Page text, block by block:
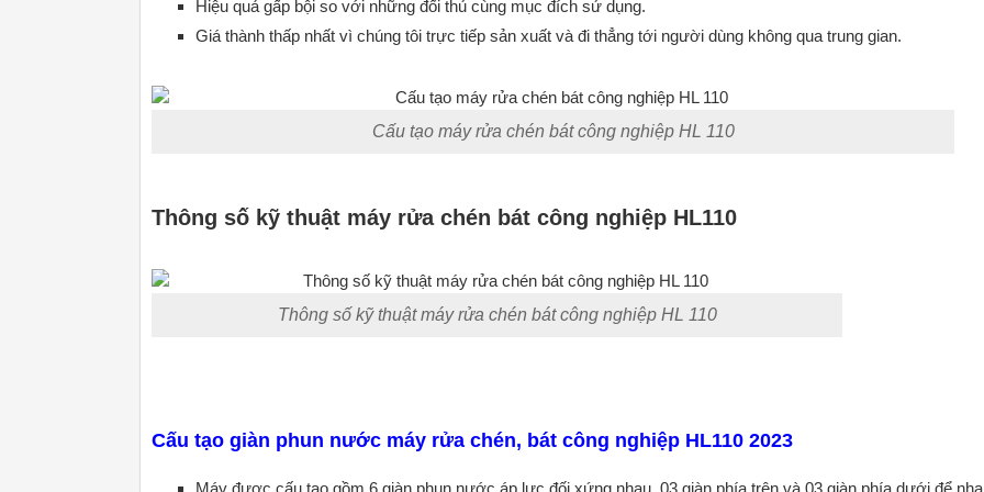
Hiệu quả gấp bội so với những đối thủ cùng mục đích sử dụng.
Giá thành thấp nhất vì chúng tôi trực tiếp sản xuất và đi thẳng tới người dùng không qua trung gian.
Cấu tạo máy rửa chén bát công nghiệp HL 110
Thông số kỹ thuật máy rửa chén bát công nghiệp HL110
Thông số kỹ thuật máy rửa chén bát công nghiệp HL 110
Cấu tạo giàn phun nước máy rửa chén, bát công nghiệp HL110 2023
Máy được cấu tạo gồm 6 giàn phun nước áp lực đối xứng nhau, 03 giàn phía trên và 03 giàn phía dưới để